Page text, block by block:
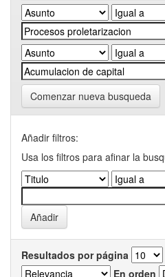
Comenzar nueva busqueda
Añadir filtros:
Usa los filtros para afinar la
Resultados por página
En orden